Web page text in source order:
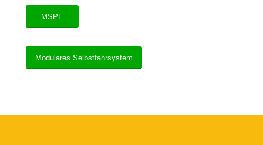
MSPE
Modulares Selbstfahrsystem